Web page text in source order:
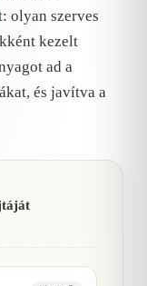
olyan szerves
kezelt
ad a
és javítva a